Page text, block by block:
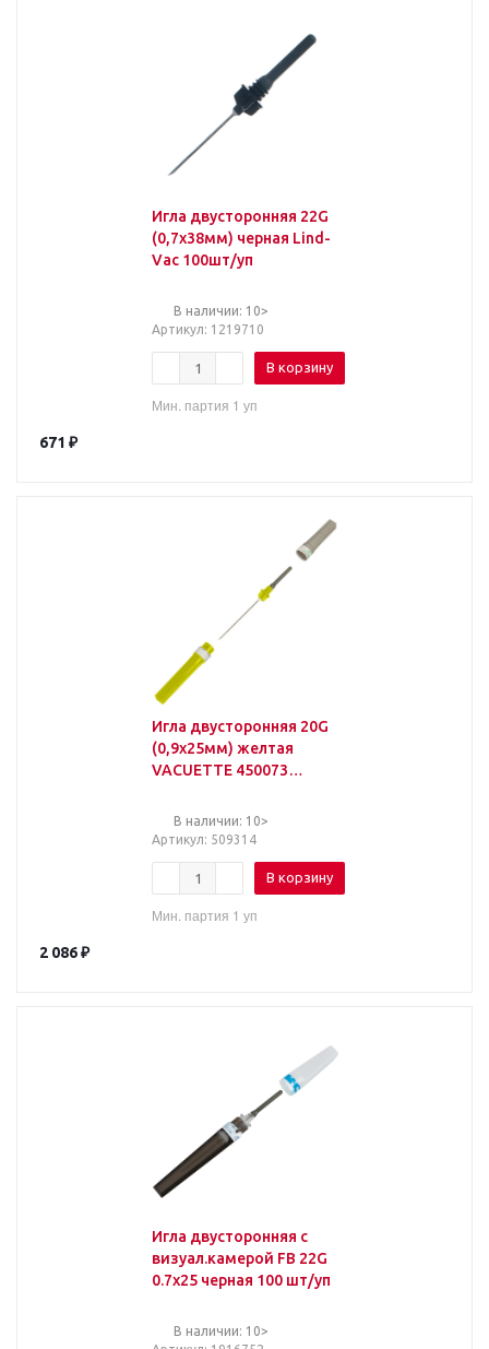
Игла двусторонняя 22G
(0,7х38мм) черная Lind-
Vac 100шт/уп
В наличии: 10>
Артикул: 1219710
В корзину
Мин. партия 1 уп
671 ₽
Игла двусторонняя 20G
(0,9х25мм) желтая
VACUETTE 450073
В наличии: 10>
Артикул: 509314
В корзину
Мин. партия 1 уп
2 086₽
Игла двусторонняя с
визуал.камерой FB 22G
0.7х25 черная 100 шт/уп
В наличии: 10>